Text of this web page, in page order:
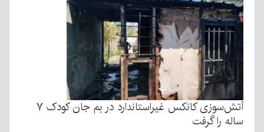
آتش‌سوزی کانکس غیراستاندارد در بم جان کودک ۷
ساله را گرفت